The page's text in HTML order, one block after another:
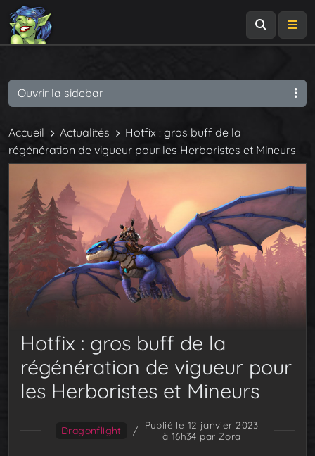
Accueil Actualités
Hotfix : gros buff de la
régénération de vigueur pour les Herboristes et Mineurs
Hotfix : gros buff de la
régénération de vigueur pour
les Herboristes et Mineurs
Dragonflight /
Publié le 12 janvier 2023
à 16h34 par Zora
Ouvrir la sidebar